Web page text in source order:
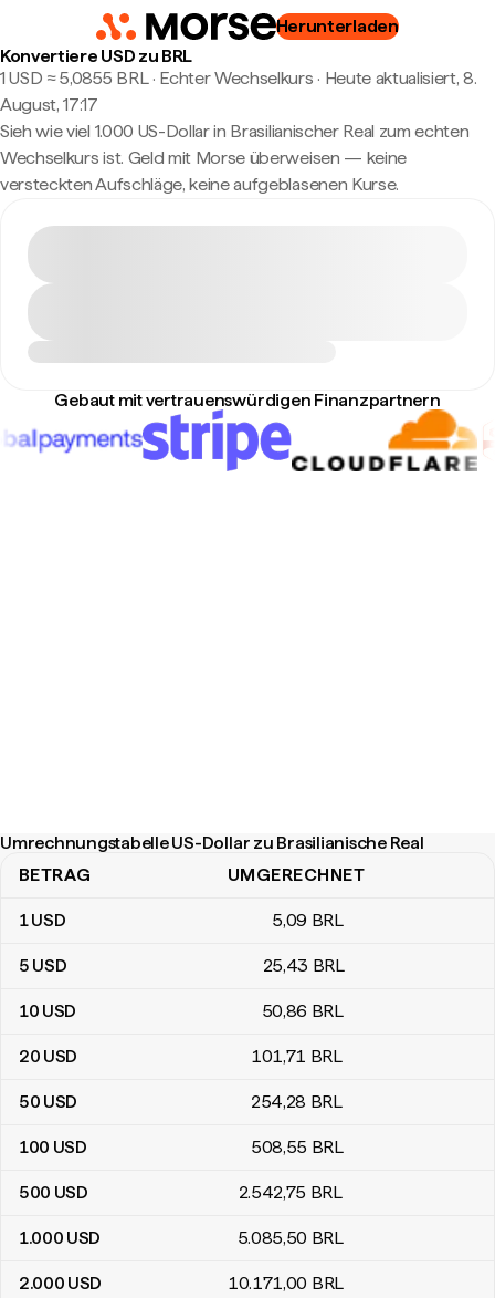
Herunterladen
Konvertiere USD zu BRL
1 USD ≈ 5,0855 BRL · Echter Wechselkurs · Heute aktualisiert, 8.
August, 17:17
Sieh wie viel 1.000 US-Dollar in Brasilianischer Real zum echten
Wechselkurs ist. Geld mit Morse überweisen — keine
versteckten Aufschläge, keine aufgeblasenen Kurse.
Gebaut mit vertrauenswürdigen Finanzpartnern
Umrechnungstabelle US-Dollar zu Brasilianische Real
Umrechnungstabelle US-Dollar zu Brasilianische Real
BETRAG UMGERECHNET
1USD 5,09 BRL
5 USD 25,43 BRL
10 USD 50,86 BRL
20 USD 101,71 BRL
50 USD 254,28 BRL
100 USD 508,55 BRL
500 USD 2.542,75 BRL
1.000 USD 5.085,50 BRL
2.000 USD 10.171,00 BRL